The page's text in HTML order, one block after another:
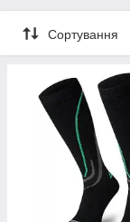
Сортування